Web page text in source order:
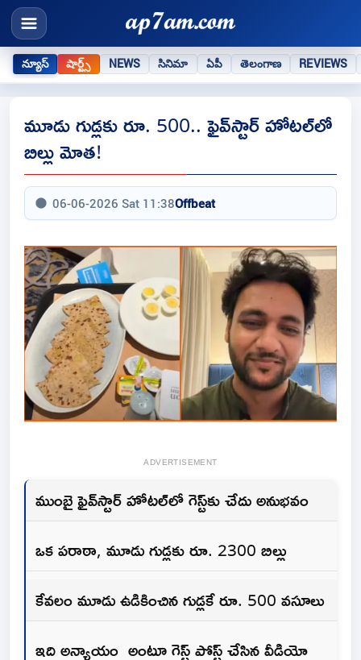
న్యూస్ షార్ట్స్ NEWS సినిమా ఏపీ తెలంగాణ REVIEWS
మూడు గుడ్లకు రూ. 500.. ఫైవ్‌స్టార్ హోటల్‌లో
బిల్లు మోత!
06-06-2026 Sat 11:38Offbeat
ADVERTISEMENT
ముంబై ఫైవ్‌స్టార్ హోటల్‌లో గెస్ట్‌కు చేదు అనుభవం
ఒక పరాఠా, మూడు గుడ్లకు రూ. 2300 బిల్లు
కేవలం మూడు ఉడికించిన గుడ్లకే రూ. 500 వసూలు
ఇది అన్యాయం అంటూ గెస్ట్ పోస్ట్ చేసిన వీడియో